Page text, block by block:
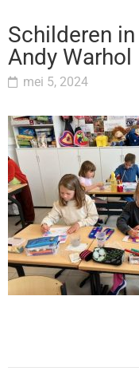
Schilderen
Andy Warhol
mei 5, 2024